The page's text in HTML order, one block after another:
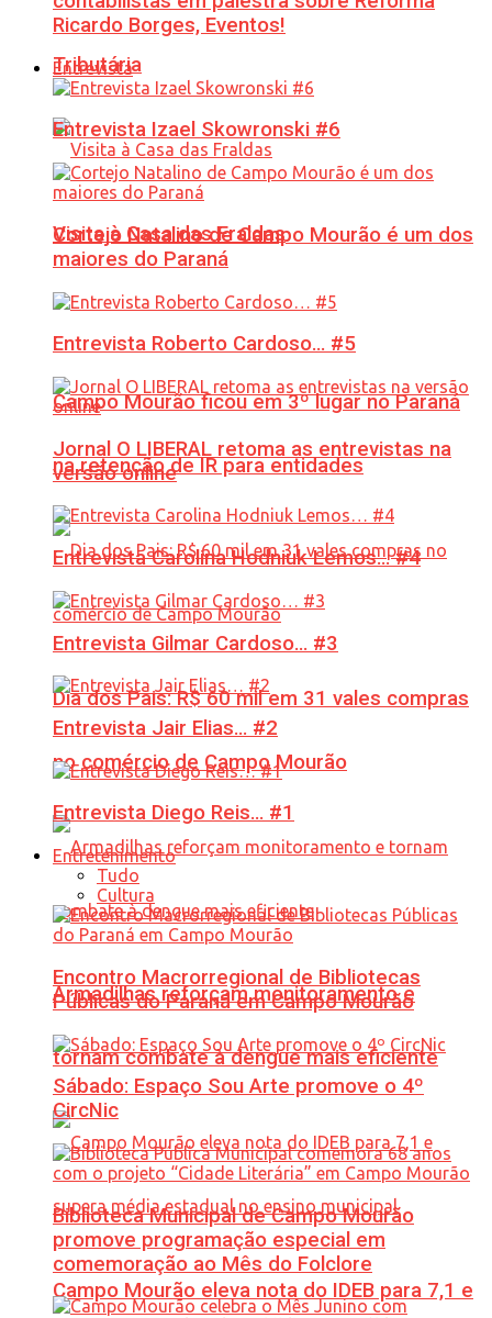
Tributária
Visita à Casa das Fraldas
Campo Mourão ficou em 3º lugar no Paraná
na retenção de IR para entidades
Dia dos Pais: R$ 60 mil em 31 vales compras
no comércio de Campo Mourão
Armadilhas reforçam monitoramento e
tornam combate à dengue mais eficiente
Campo Mourão eleva nota do IDEB para 7,1 e
Ricardo Borges, Eventos!
Entrevista
Entrevista Izael Skowronski #6
Cortejo Natalino de Campo Mourão é um dos
maiores do Paraná
Entrevista Roberto Cardoso… #5
Jornal O LIBERAL retoma as entrevistas na
versão online
Entrevista Carolina Hodniuk Lemos… #4
Entrevista Gilmar Cardoso… #3
Entrevista Jair Elias… #2
Entrevista Diego Reis… #1
Entretenimento
Tudo
Cultura
Encontro Macrorregional de Bibliotecas
Públicas do Paraná em Campo Mourão
Sábado: Espaço Sou Arte promove o 4º
CircNic
Biblioteca Municipal de Campo Mourão
promove programação especial em
comemoração ao Mês do Folclore